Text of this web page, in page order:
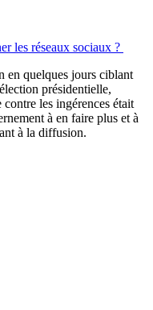
les réseaux sociaux ?
en quelques jours ciblant
présidentielle,
les ingérences était
à en faire plus et à
à la diffusion.